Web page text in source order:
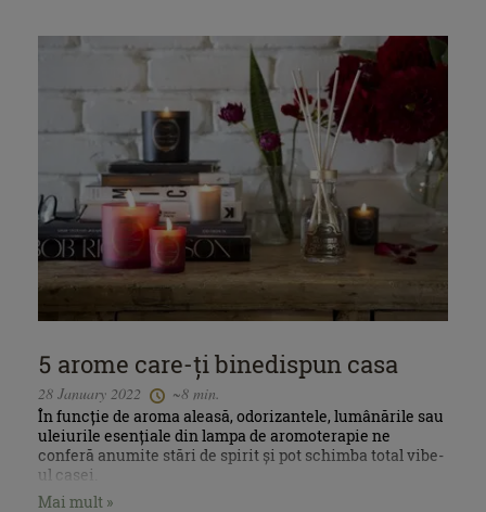
5 arome care-ți binedispun casa
28 January 2022
~8 min.
În funcție de aroma aleasă, odorizantele, lumânările sau
uleiurile esențiale din lampa de aromoterapie ne
conferă anumite stări de spirit și pot schimba total vibe-
ul casei.
Mai mult »